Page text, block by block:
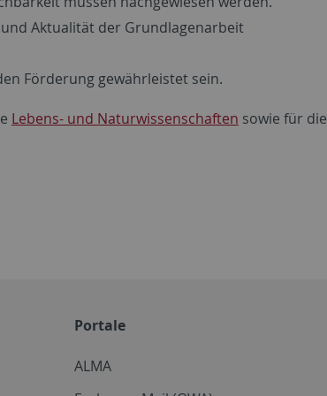
Aktualität der Grundlagenarbeit
Förderung gewährleistet sein.
Lebens- und Naturwissenschaften sowie für die
Portale
ALMA